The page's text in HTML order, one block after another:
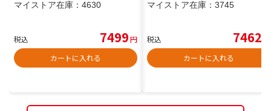
マイストア在庫： 4630
税込 7499円
カートに入れる
マイストア在庫： 3745
税込 7462
カートに入れる